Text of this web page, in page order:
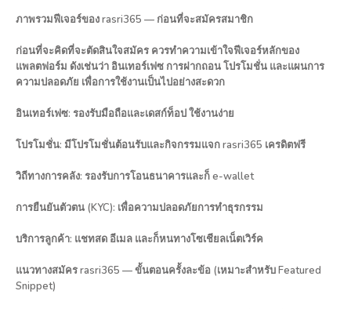
ภาพรวมฟีเจอร์ของ rasri365 — ก่อนที่จะสมัครสมาชิก
ก่อนที่จะคิดที่จะตัดสินใจสมัคร ควรทำความเข้าใจฟีเจอร์หลักของ
แพลตฟอร์ม ดังเช่นว่า อินเทอร์เฟซ การฝากถอน โปรโมชั่น และแผนการ
ความปลอดภัย เพื่อการใช้งานเป็นไปอย่างสะดวก
อินเทอร์เฟซ: รองรับมือถือและเดสก์ท็อป ใช้งานง่าย
โปรโมชั่น: มีโปรโมชั่นต้อนรับและกิจกรรมแจก rasri365 เครดิตฟรี
วิถีทางการคลัง: รองรับการโอนธนาคารและก็ e-wallet
การยืนยันตัวตน (KYC): เพื่อความปลอดภัยการทำธุรกรรม
บริการลูกค้า: แชทสด อีเมล และก็หนทางโซเชียลเน็ตเวิร์ค
แนวทางสมัคร rasri365 — ขั้นตอนครั้งละข้อ (เหมาะสำหรับ Featured
Snippet)